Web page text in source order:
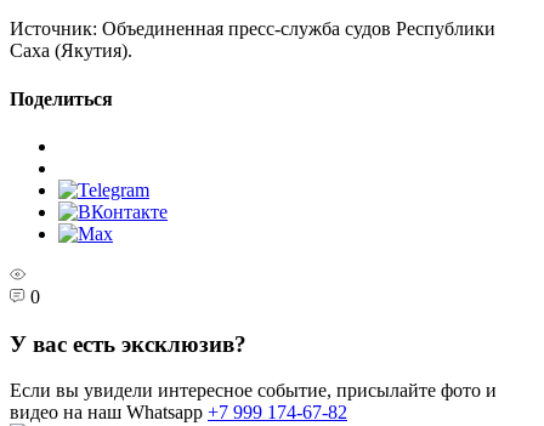
Источник: Объединенная пресс-служба судов Республики
Саха (Якутия).
Поделиться
0
У вас есть эксклюзив?
Если вы увидели интересное событие, присылайте фото и
видео на наш Whatsapp +7 999 174-67-82